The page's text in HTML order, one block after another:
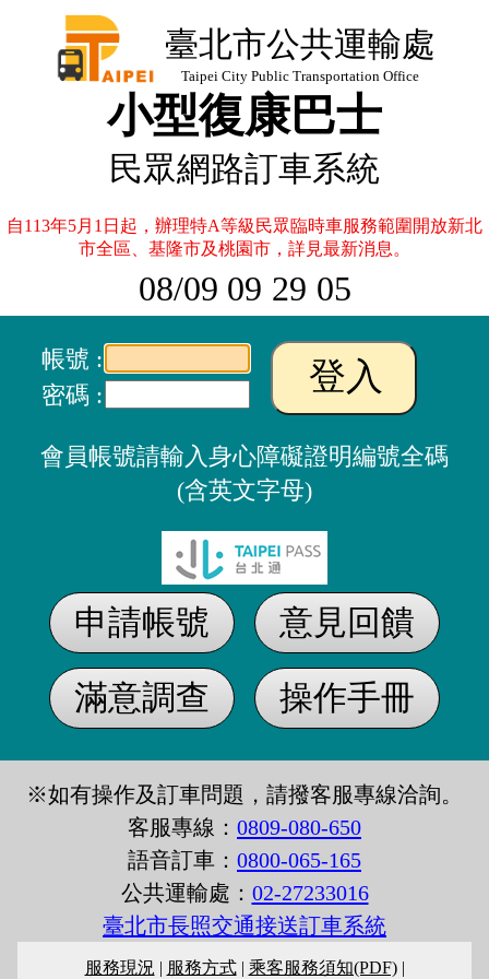
臺北市公共運輸處
Taipei City Public Transportation Office
小型復康巴士
民眾網路訂車系統
自113年5月1日起，辦理特A等級民眾臨時車服務範圍開放新北
市全區、基隆市及桃園市，詳見最新消息。
08/09 09 29 05
帳號 :
密碼 :
會員帳號請輸入身心障礙證明編號全碼
(含英文字母)
申請帳號
意見回饋
滿意調查
操作手冊
※如有操作及訂車問題，請撥客服專線洽詢。
客服專線： 0809-080-650
語音訂車： 0800-065-165
公共運輸處： 02-27233016
臺北市長照交通接送訂車系統
服務現況 | 服務方式| 乘客服務須知(PDF)|